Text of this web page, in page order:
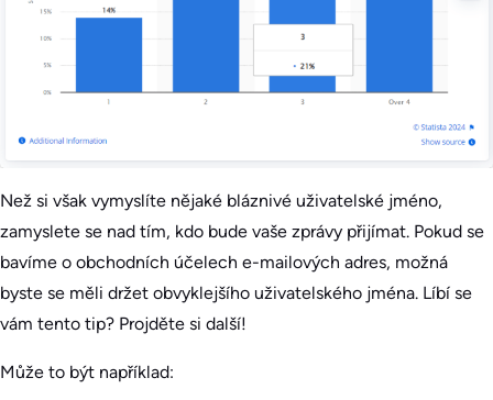
Než si však vymyslíte nějaké bláznivé uživatelské jméno,
zamyslete se nad tím, kdo bude vaše zprávy přijímat. Pokud se
bavíme o obchodních účelech e-mailových adres, možná
byste se měli držet obvyklejšího uživatelského jména. Líbí se
vám tento tip? Projděte si další!
Může to být například: